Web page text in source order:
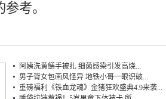
考。
阿姨洗黄鳝手被扎 细菌感染引发高烧...
男子背女包画风怪异 地铁小哥一眼识破...
重磅福利《铁血龙魂》金猪狂欢盛典4.9来袭...